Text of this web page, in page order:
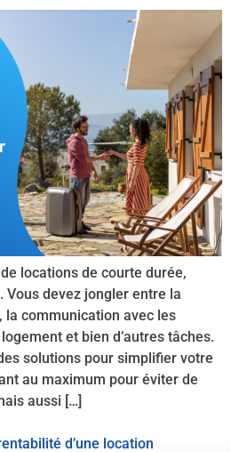
locations de courte durée,
devez jongler entre la
communication avec les
et bien d’autres tâches.
solutions pour simplifier votre
au maximum pour éviter de
aussi […]
d’une location